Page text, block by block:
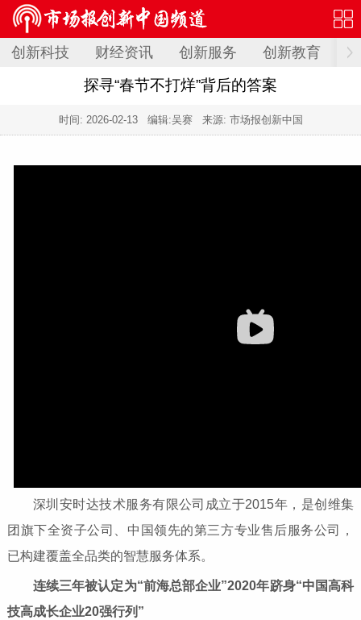
创新科技 财经资讯 创新服务 创新教育
探寻“春节不打烊”背后的答案
时间: 2026-02-13编辑:吴赛 来源: 市场报创新中国
深圳安时达技术服务有限公司成立于2015年，是创维集
团旗下全资子公司、中国领先的第三方专业售后服务公司，
已构建覆盖全品类的智慧服务体系。
连续三年被认定为“前海总部企业”2020年跻身“中国高科
技高成长企业20强行列”